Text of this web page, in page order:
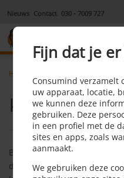
Nieuws Contact 030 - 7009 727
Home
Koopvariant
Bij de koopvariant kun je
dergelijke partij een woning
Fijn dat je
Consumind verzamelt
uw apparaat, locatie,
we kunnen deze
gebruiken. Deze
in een profiel met de
sites en apps, zoals
aanmaakt.
We gebruiken deze